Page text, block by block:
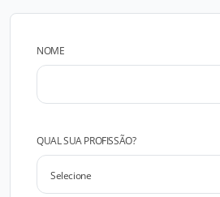
NOME
QUAL SUA PROFISSÃO?